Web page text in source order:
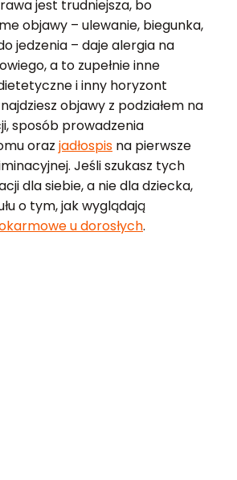
jest trudniejsza, bo
objawy – ulewanie, biegunka,
jedzenia – daje alergia na
a to zupełnie inne
i inny horyzont
objawy z podziałem na
sposób prowadzenia
oraz jadłospis na pierwsze
Jeśli szukasz tych
dla siebie, a nie dla dziecka,
o tym, jak wyglądają
u dorosłych.